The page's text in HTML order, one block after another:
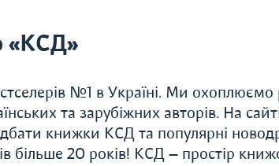
«КСД»
№1 в Україні. Ми охоплюємо
та зарубіжних авторів. На
книжки КСД та популярні
більше 20 років! КСД — простір